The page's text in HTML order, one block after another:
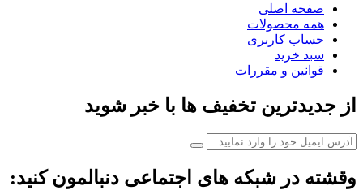
صفحه اصلی
همه محصولات
حساب کاربری
سبد خرید
قوانین و مقررات
از جدیدترین تخفیف ها با خبر شوید
وقشته در شبکه های اجتماعی دنبالمون کنید: